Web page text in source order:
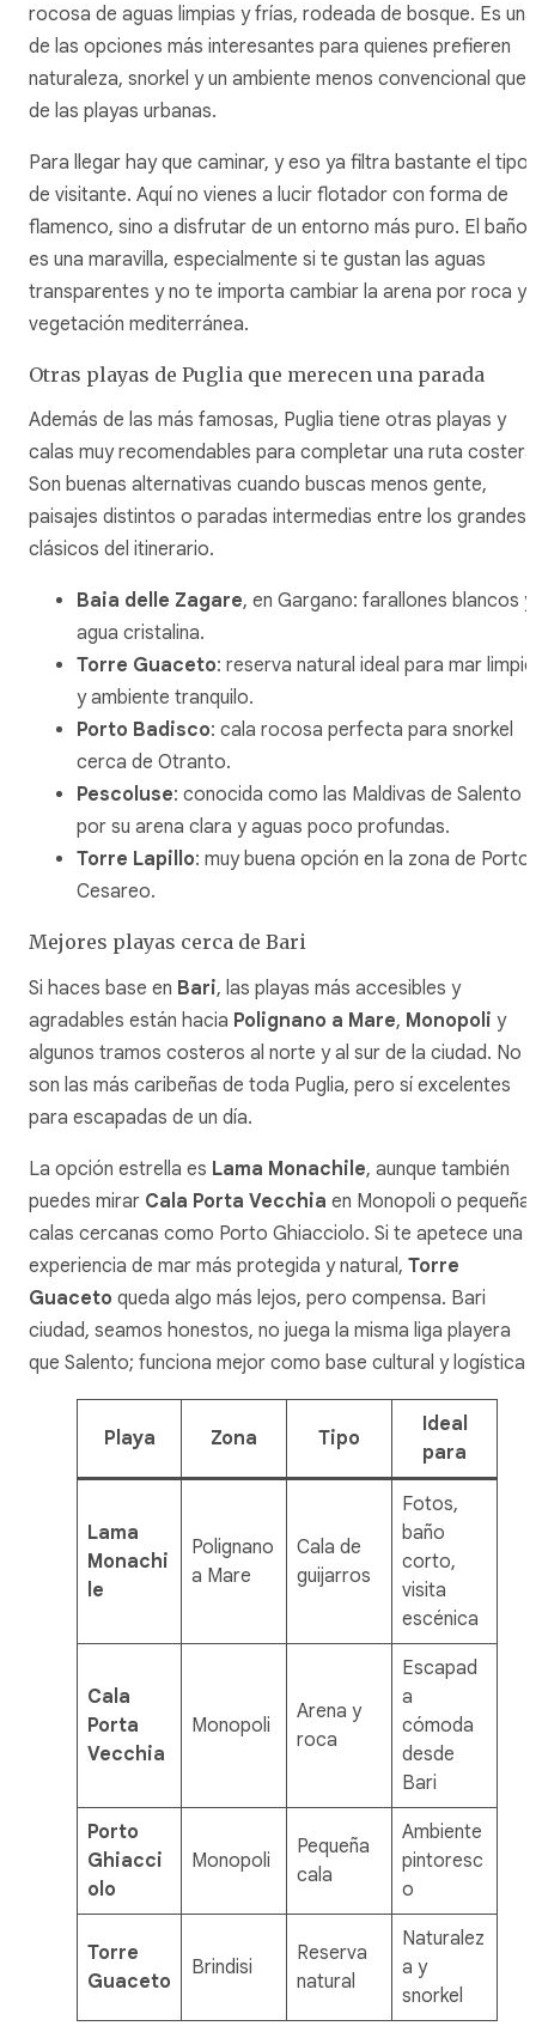
rocosa de aguas limpias y frías, rodeada de bosque. Es una
de las opciones más interesantes para quienes prefieren
naturaleza, snorkel y un ambiente menos convencional que
de las playas urbanas.
Para llegar hay que caminar, y eso ya filtra bastante el tipo
de visitante. Aquí no vienes a lucir flotador con forma de
flamenco, sino a disfrutar de un entorno más puro. El baño
es una maravilla, especialmente si te gustan las aguas
transparentes y no te importa cambiar la arena por roca y
vegetación mediterránea.
Otras playas de Puglia que merecen una parada
Además de las más famosas, Puglia tiene otras playas y
calas muy recomendables para completar una ruta
Son buenas alternativas cuando buscas menos gente,
paisajes distintos o paradas intermedias entre los grandes
clásicos del itinerario.
Baia delle Zagare, en Gargano: farallones blancos y
agua cristalina.
Torre Guaceto: reserva natural ideal para mar limpio
y ambiente tranquilo.
Porto Badisco: cala rocosa perfecta para snorkel
cerca de Otranto.
Pescoluse: conocida como las Maldivas de Salento
por su arena clara y aguas poco profundas.
Torre Lapillo: muy buena opción en la zona de Porto
Cesareo.
Mejores playas cerca de Bari
Si haces base en Bari, las playas más accesibles y
agradables están hacia Polignano a Mare, Monopoli y
algunos tramos costeros al norte y al sur de la ciudad. No
son las más caribeñas de toda Puglia, pero sí excelentes
para escapadas de un día.
La opción estrella es Lama Monachile, aunque también
puedes mirar Cala Porta Vecchia en Monopoli o
calas cercanas como Porto Ghiacciolo. Si te apetece una
experiencia de mar más protegida y natural, Torre
Guaceto queda algo más lejos, pero compensa. Bari
ciudad, seamos honestos, no juega la misma liga playera
que Salento; funciona mejor como base cultural y logística.
Playa Zona Tipo
Ideal
para
Lama
Monachi
le
Polignano
a Mare
Cala de
guijarros
Fotos,
baño
corto,
visita
escénica
Cala
Porta
Vecchia
Monopoli
Arena y
roca
Escapad
a
cómoda
desde
Bari
Porto
Ghiacci
olo
Monopoli
Pequeña
cala
Ambiente
pintoresc
o
Torre
Guaceto
Brindisi
Reserva
natural
Naturalez
a y
snorkel